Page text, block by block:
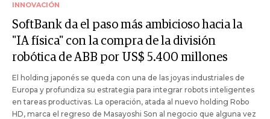
INNOVACIÓN
SoftBank da el paso más ambicioso hacia la
"IA física" con la compra de la división
robótica de ABB por US$ 5.400 millones
El holding japonés se queda con una de las joyas industriales de
Europa y profundiza su estrategia para integrar robots inteligentes
en tareas productivas. La operación, atada al nuevo holding Robo
HD, marca el regreso de Masayoshi Son al negocio que alguna vez